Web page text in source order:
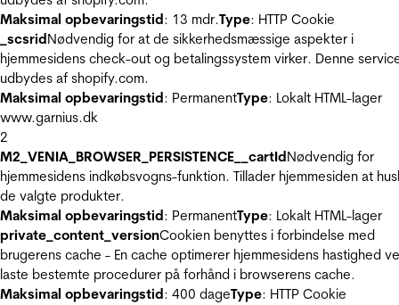
Maksimal opbevaringstid: 13 mdr.Type: HTTP Cookie
_scsridNødvendig for at de sikkerhedsmæssige aspekter i
hjemmesidens check-out og betalingssystem virker. Denne
udbydes af shopify.com.
Maksimal opbevaringstid: PermanentType: Lokalt HTML-lager
www.garnius.dk
2
M2_VENIA_BROWSER_PERSISTENCE__cartIdNødvendig for
hjemmesidens indkøbsvogns-funktion. Tillader hjemmesiden at
de valgte produkter.
Maksimal opbevaringstid: PermanentType: Lokalt HTML-lager
private_content_versionCookien benyttes i forbindelse med
brugerens cache - En cache optimerer hjemmesidens hastighed
laste bestemte procedurer på forhånd i browserens cache.
Maksimal opbevaringstid: 400 dageType: HTTP Cookie